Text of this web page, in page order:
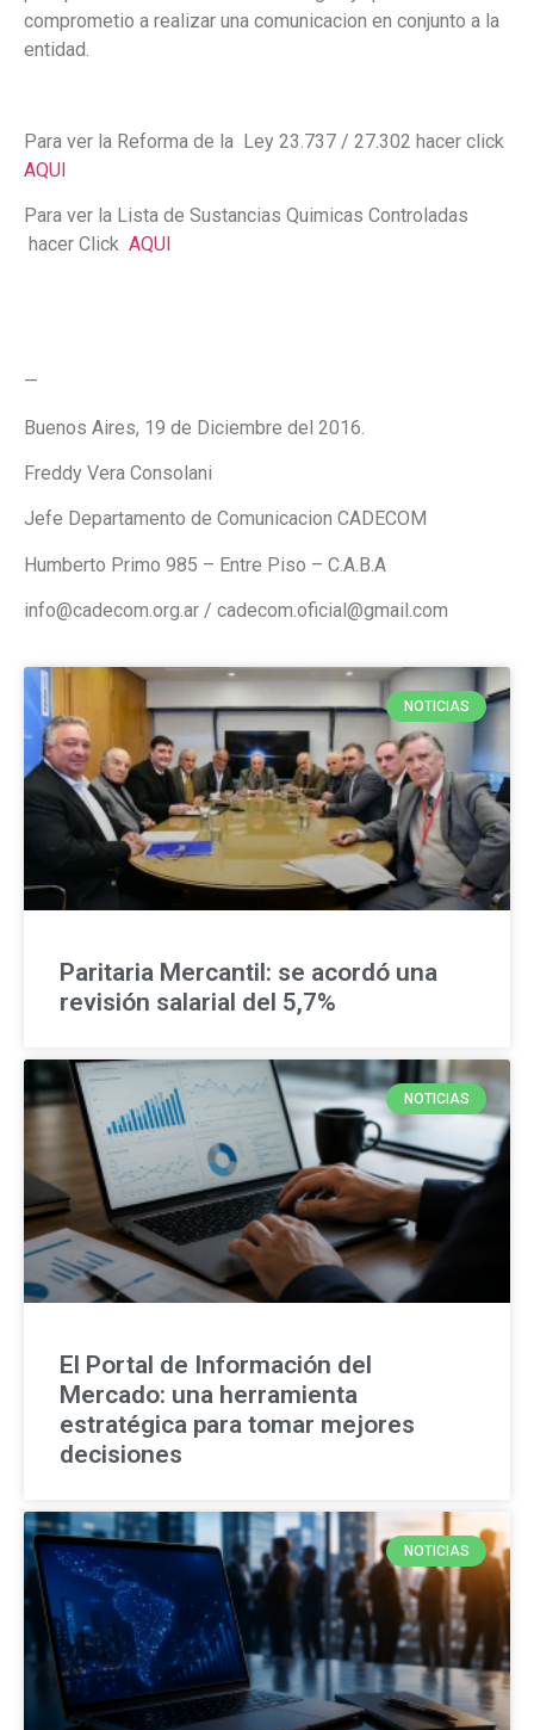
comprometio a realizar una comunicacion en conjunto a la
entidad.
Para ver la Reforma de la Ley 23.737 / 27.302 hacer click
AQUI
Para ver la Lista de Sustancias Quimicas Controladas
hacer Click AQUI
—
Buenos Aires, 19 de Diciembre del 2016.
Freddy Vera Consolani
Jefe Departamento de Comunicacion CADECOM
Humberto Primo 985 – Entre Piso – C.A.B.A
info@cadecom.org.ar / cadecom.oficial@gmail.com
NOTICIAS
Paritaria Mercantil: se acordó una
revisión salarial del 5,7%
NOTICIAS
El Portal de Información del
Mercado: una herramienta
estratégica para tomar mejores
decisiones
NOTICIAS